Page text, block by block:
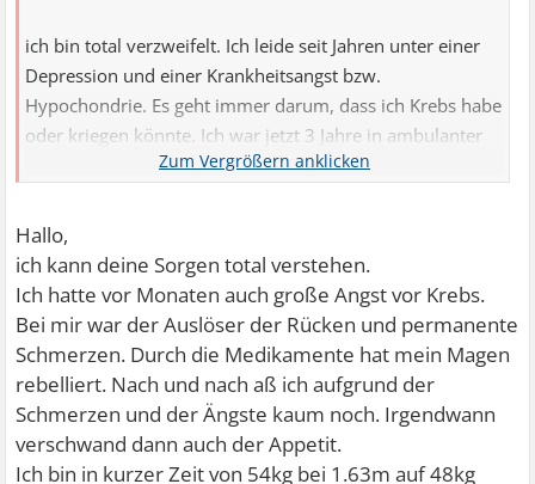
ich bin total verzweifelt. Ich leide seit Jahren unter einer
Depression und einer Krankheitsangst bzw.
Hypochondrie. Es geht immer darum, dass ich Krebs habe
oder kriegen könnte. Ich war jetzt 3 Jahre in ambulanter
Therapie und nehme täglich 20mg Citalopram. Vermutlich
Eltern nie Sicherheit/Liebe erfahren habe...
Jetzt habe ich in den letzten 3 1/2 Wochen ca. 4 Kilo
abgenommen. Ich bin 31 Jahre alt und 1,90 m groß. Mein
Gewicht lag immer bei ca. 81,5 Kilo (ohne Klamotten =
79,5) und liegt jetzt bei 77,1 (ohne Klamotten 75,1).
In den letzten 3 Wochen hatte ich erheblichen Stress. Ich
bin umgezogen, nachdem ich in der alten Wohnung das
Hallo,
ich kann deine Sorgen total verstehen.
Ich hatte vor Monaten auch große Angst vor Krebs.
Bei mir war der Auslöser der Rücken und permanente
Schmerzen. Durch die Medikamente hat mein Magen
rebelliert. Nach und nach aß ich aufgrund der
Schmerzen und der Ängste kaum noch. Irgendwann
verschwand dann auch der Appetit.
Ich bin in kurzer Zeit von 54kg bei 1.63m auf 48kg